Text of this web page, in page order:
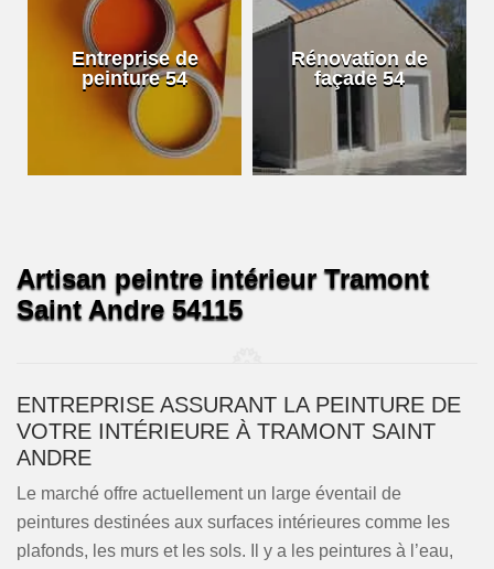
Entreprise de
peinture 54
Rénovation de
façade 54
Artisan peintre intérieur Tramont
Saint Andre 54115
ENTREPRISE ASSURANT LA PEINTURE DE
VOTRE INTÉRIEURE À TRAMONT SAINT
ANDRE
Le marché offre actuellement un large éventail de
peintures destinées aux surfaces intérieures comme les
plafonds, les murs et les sols. Il y a les peintures à l’eau,